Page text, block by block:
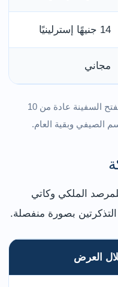
14 جنيهًا إسترلينيًا
مجاني
الأسعار المنشورة حاليًا وقابلة للتغيير. تفتح السفينة عادة من 10
الصيفي وبقية العام.
الملكي وكاتي
بصورة منفصلة.
العرض